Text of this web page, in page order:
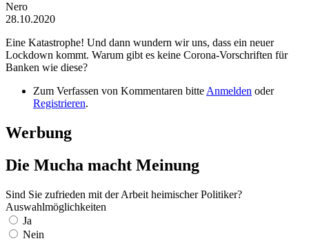
Nero
28.10.2020
Eine Katastrophe! Und dann wundern wir uns, dass ein neuer
Lockdown kommt. Warum gibt es keine Corona-Vorschriften für
Banken wie diese?
Zum Verfassen von Kommentaren bitte Anmelden oder
Registrieren.
Werbung
Die Mucha macht Meinung
Sind Sie zufrieden mit der Arbeit heimischer Politiker?
Auswahlmöglichkeiten
Ja
Nein